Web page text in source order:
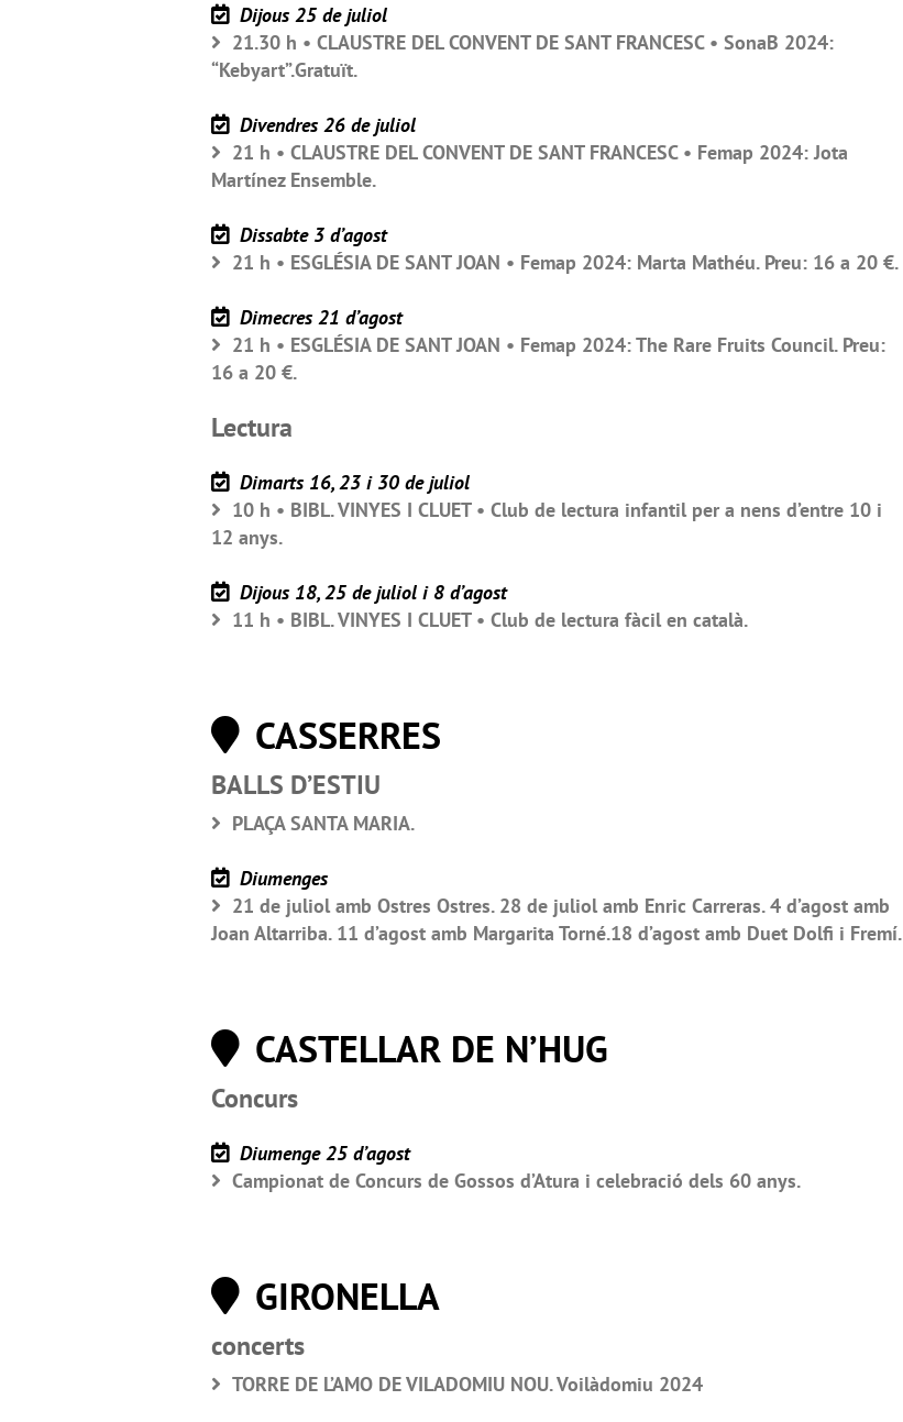
Dijous 25 de juliol
21.30 h • CLAUSTRE DEL CONVENT DE SANT FRANCESC • SonaB 2024:
“Kebyart”.Gratuït.
Divendres 26 de juliol
21 h • CLAUSTRE DEL CONVENT DE SANT FRANCESC • Femap 2024: Jota
Martínez Ensemble.
Dissabte 3 d’agost
21 h • ESGLÉSIA DE SANT JOAN • Femap 2024: Marta Mathéu. Preu: 16 a 20 €.
Dimecres 21 d’agost
21 h • ESGLÉSIA DE SANT JOAN • Femap 2024: The Rare Fruits Council. Preu:
16 a 20 €.
Lectura
Dimarts 16, 23 i 30 de juliol
10 h • BIBL. VINYES I CLUET • Club de lectura infantil per a nens d’entre 10 i
12 anys.
Dijous 18, 25 de juliol i 8 d’agost
11 h • BIBL. VINYES I CLUET • Club de lectura fàcil en català.
CASSERRES
BALLS D’ESTIU
PLAÇA SANTA MARIA.
Diumenges
21 de juliol amb Ostres Ostres. 28 de juliol amb Enric Carreras. 4 d’agost amb
Joan Altarriba. 11 d’agost amb Margarita Torné.18 d’agost amb Duet Dolfi i Fremí.
CASTELLAR DE N’HUG
Concurs
Diumenge 25 d’agost
Campionat de Concurs de Gossos d’Atura i celebració dels 60 anys.
GIRONELLA
concerts
TORRE DE L’AMO DE VILADOMIU NOU. Voilàdomiu 2024